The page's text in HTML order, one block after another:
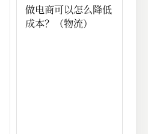
做电商可以怎么降低
成本？（物流）